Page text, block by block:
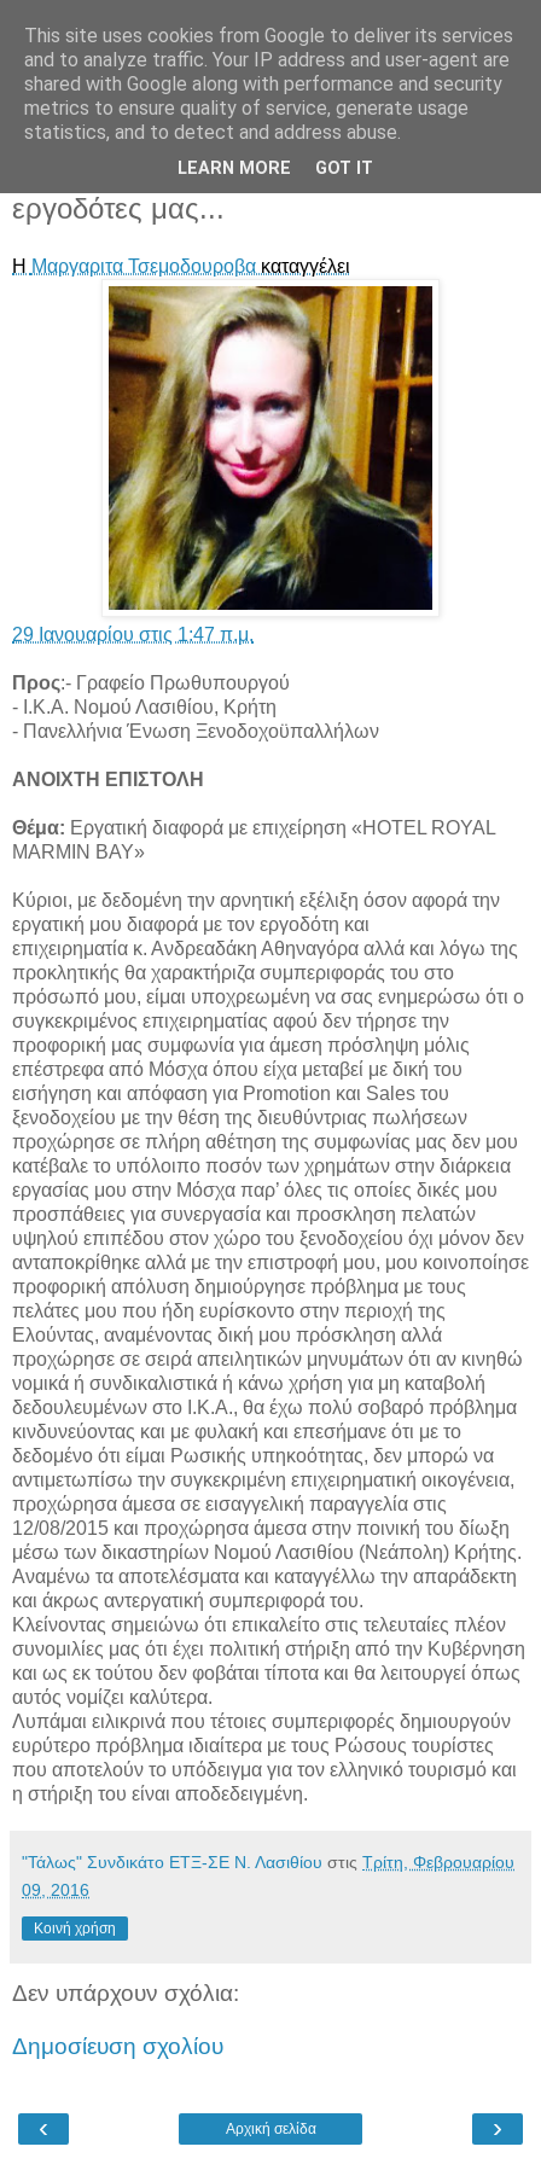
Κι όμως... ζουν ανάμεσά μας και είναι
εργοδότες μας...
H Μαργαριτα Τσεμοδουροβα καταγγέλει
29 Ιανουαρίου στις 1:47 π.μ.
Προς:- Γραφείο Πρωθυπουργού
- Ι.Κ.Α. Νομού Λασιθίου, Κρήτη
- Πανελλήνια Ένωση Ξενοδοχοϋπαλλήλων
ΑΝΟΙΧΤΗ ΕΠΙΣΤΟΛΗ
Θέμα: Εργατική διαφορά με επιχείρηση «HOTEL ROYAL
MARMIN BAY»
Κύριοι, με δεδομένη την αρνητική εξέλιξη όσον αφορά την
εργατική μου διαφορά με τον εργοδότη και
επιχειρηματία κ. Ανδρεαδάκη Αθηναγόρα αλλά και λόγω της
προκλητικής θα χαρακτήριζα συμπεριφοράς του στο
πρόσωπό μου, είμαι υποχρεωμένη να σας ενημερώσω ότι ο
συγκεκριμένος επιχειρηματίας αφού δεν τήρησε την
προφορική μας συμφωνία για άμεση πρόσληψη μόλις
επέστρεφα από Μόσχα όπου είχα μεταβεί με δική του
εισήγηση και απόφαση για Promotion και Sales του
ξενοδοχείου με την θέση της διευθύντριας πωλήσεων
προχώρησε σε πλήρη αθέτηση της συμφωνίας μας δεν μου
κατέβαλε το υπόλοιπο ποσόν των χρημάτων στην διάρκεια
εργασίας μου στην Μόσχα παρ’ όλες τις οποίες δικές μου
προσπάθειες για συνεργασία και προσκληση πελατών
υψηλού επιπέδου στον χώρο του ξενοδοχείου όχι μόνον δεν
ανταποκρίθηκε αλλά με την επιστροφή μου, μου κοινοποίησε
προφορική απόλυση δημιούργησε πρόβλημα με τους
πελάτες μου που ήδη ευρίσκοντο στην περιοχή της
Ελούντας, αναμένοντας δική μου πρόσκληση αλλά
προχώρησε σε σειρά απειλητικών μηνυμάτων ότι αν κινηθώ
νομικά ή συνδικαλιστικά ή κάνω χρήση για μη καταβολή
δεδουλευμένων στο Ι.Κ.Α., θα έχω πολύ σοβαρό πρόβλημα
κινδυνεύοντας και με φυλακή και επεσήμανε ότι με το
δεδομένο ότι είμαι Ρωσικής υπηκοότητας, δεν μπορώ να
αντιμετωπίσω την συγκεκριμένη επιχειρηματική οικογένεια,
προχώρησα άμεσα σε εισαγγελική παραγγελία στις
12/08/2015 και προχώρησα άμεσα στην ποινική του δίωξη
μέσω των δικαστηρίων Νομού Λασιθίου (Νεάπολη) Κρήτης.
Αναμένω τα αποτελέσματα και καταγγέλλω την απαράδεκτη
και άκρως αντεργατική συμπεριφορά του.
Κλείνοντας σημειώνω ότι επικαλείτο στις τελευταίες πλέον
συνομιλίες μας ότι έχει πολιτική στήριξη από την Κυβέρνηση
και ως εκ τούτου δεν φοβάται τίποτα και θα λειτουργεί όπως
αυτός νομίζει καλύτερα.
Λυπάμαι ειλικρινά που τέτοιες συμπεριφορές δημιουργούν
ευρύτερο πρόβλημα ιδιαίτερα με τους Ρώσους τουρίστες
που αποτελούν το υπόδειγμα για τον ελληνικό τουρισμό και
η στήριξη του είναι αποδεδειγμένη.
"Τάλως" Συνδικάτο ΕΤΞ-ΣΕ Ν. Λασιθίου στις Τρίτη, Φεβρουαρίου
09, 2016
Κοινή χρήση
Δεν υπάρχουν σχόλια:
Δημοσίευση σχολίου
‹ ›
Αρχική σελίδα
This site uses cookies from Google to deliver its services
and to analyze traffic. Your IP address and user-agent are
shared with Google along with performance and security
metrics to ensure quality of service, generate usage
statistics, and to detect and address abuse.
LEARN MORE GOT IT